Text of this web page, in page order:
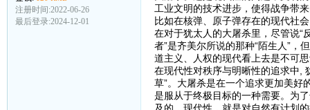
注册时间:2022-06-26
最后登录:2024-12-01
工业文明的技术进步，使得战争带
比如在核弹、原子弹存在的现代社
在对于犹太人的大屠杀里，尽管说“
者”是齐美尔所说的那种“陌生人”，
道主义、人权的现代看上去是不可
在现代性对秩序与明晰性的追求中,
草”。大屠杀是在一个追求更加美好
是服从于终极目标的一种需要。为
及的，现代性，就是对自然有计划